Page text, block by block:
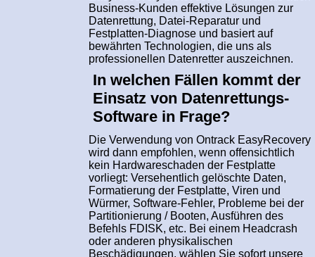
Business-Kunden effektive Lösungen zur
Datenrettung, Datei-Reparatur und
Festplatten-Diagnose und basiert auf
bewährten Technologien, die uns als
professionellen Datenretter auszeichnen.
In welchen Fällen kommt der
Einsatz von Datenrettungs-
Software in Frage?
Die Verwendung von Ontrack EasyRecovery
wird dann empfohlen, wenn offensichtlich
kein Hardwareschaden der Festplatte
vorliegt: Versehentlich gelöschte Daten,
Formatierung der Festplatte, Viren und
Würmer, Software-Fehler, Probleme bei der
Partitionierung / Booten, Ausführen des
Befehls FDISK, etc. Bei einem Headcrash
oder anderen physikalischen
Beschädigungen, wählen Sie sofort unsere